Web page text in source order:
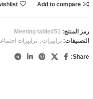
Add to compare
رمز المنتج: Meeting table#51
التصنيفات: ترابيزات , ترابيزات
Share: